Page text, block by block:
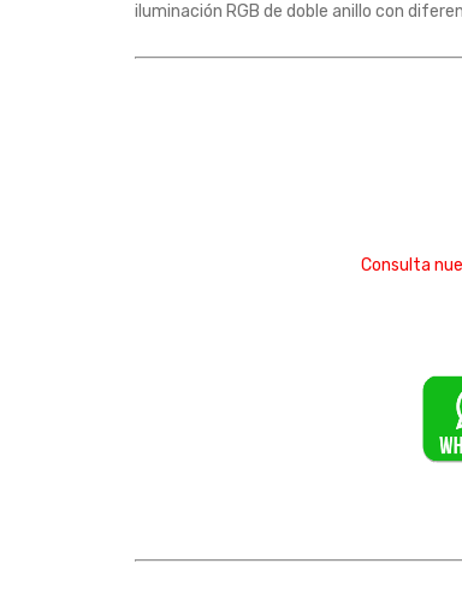
iluminación RGB de doble anillo con
Consulta